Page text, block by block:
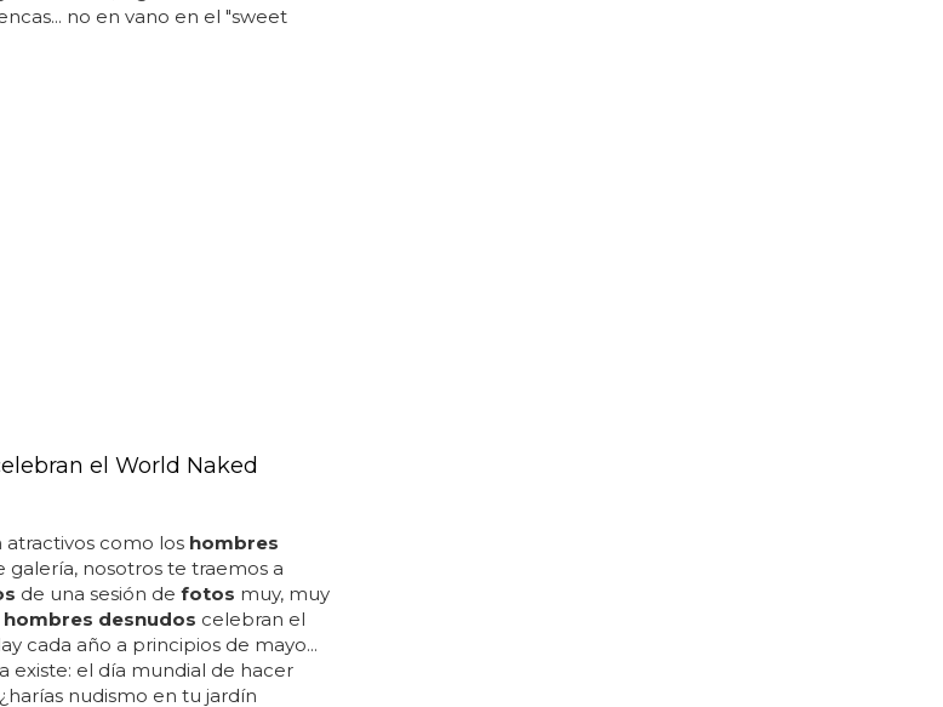
no en vano en el "sweet
el World Naked
como los hombres
galería, nosotros te traemos a
de una sesión de fotos muy, muy
hombres desnudos celebran el
cada año a principios de mayo...
existe: el día mundial de hacer
nudismo en tu jardín